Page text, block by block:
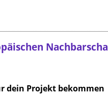
dein Projekt bekommen